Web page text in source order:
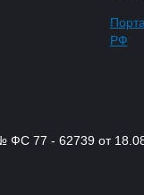
РФ
77 - 62739 от